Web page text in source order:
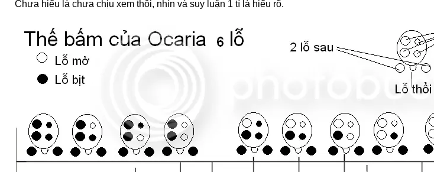
Chưa hiểu là chưa chịu xem thôi, nhìn và suy luận 1 tí là hiểu rõ.